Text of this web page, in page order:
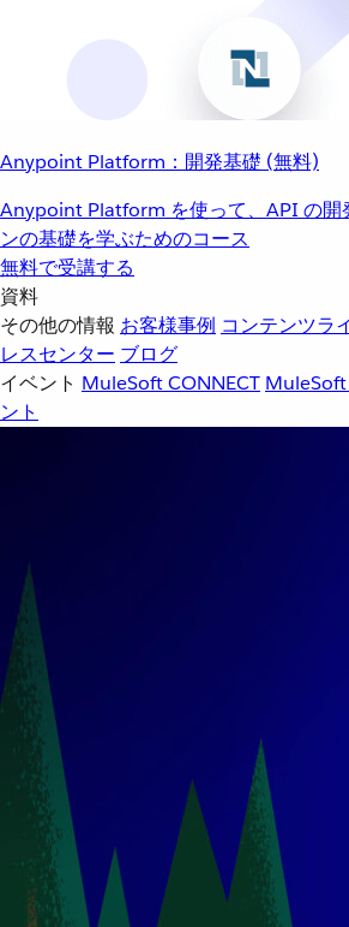
Anypoint Platform：開発基礎 (無料)
Anypoint Platform を使って、API の開
ンの基礎を学ぶためのコース
無料で受講する
資料
その他の情報 お客様事例 コンテンツラ
レスセンター ブログ
イベント MuleSoft CONNECT
ント